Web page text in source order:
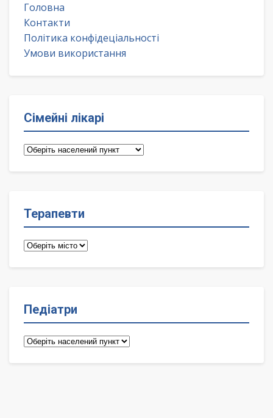
Головна
Контакти
Політика конфідеціальності
Умови використання
Сімейні лікарі
Сімейні
Терапевти
Терапевти
Педіатри
Педіатри